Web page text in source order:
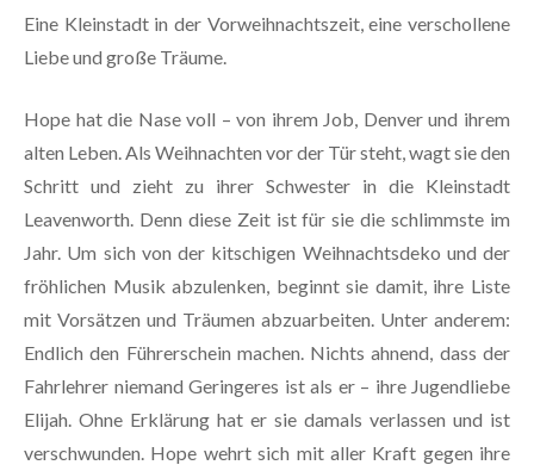
Eine Kleinstadt in der Vorweihnachtszeit, eine verschollene
Liebe und große Träume.
Hope hat die Nase voll – von ihrem Job, Denver und ihrem
alten Leben. Als Weihnachten vor der Tür steht, wagt sie den
Schritt und zieht zu ihrer Schwester in die Kleinstadt
Leavenworth. Denn diese Zeit ist für sie die schlimmste im
Jahr. Um sich von der kitschigen Weihnachtsdeko und der
fröhlichen Musik abzulenken, beginnt sie damit, ihre Liste
mit Vorsätzen und Träumen abzuarbeiten. Unter anderem:
Endlich den Führerschein machen. Nichts ahnend, dass der
Fahrlehrer niemand Geringeres ist als er– ihre Jugendliebe
Elijah. Ohne Erklärung hat er sie damals verlassen und ist
verschwunden. Hope wehrt sich mit aller Kraft gegen ihre